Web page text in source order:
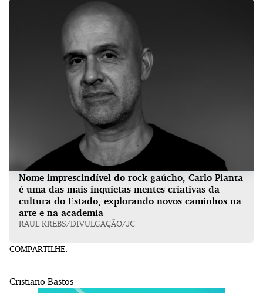
Nome imprescindível do rock gaúcho, Carlo Pianta
é uma das mais inquietas mentes criativas da
cultura do Estado, explorando novos caminhos na
arte e na academia
RAUL KREBS/DIVULGAÇÃO/JC
COMPARTILHE:
Cristiano Bastos